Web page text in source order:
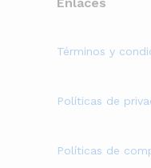
Términos y
Políticas de
Políticas de